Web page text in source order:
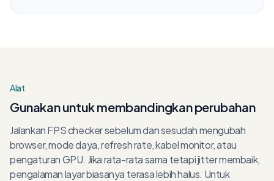
Alat
Gunakan untuk membandingkan perubahan
Jalankan FPS checker sebelum dan sesudah mengubah
browser, mode daya, refresh rate, kabel monitor, atau
pengaturan GPU. Jika rata-rata sama tetapi jitter membaik,
pengalaman layar biasanya terasa lebih halus. Untuk